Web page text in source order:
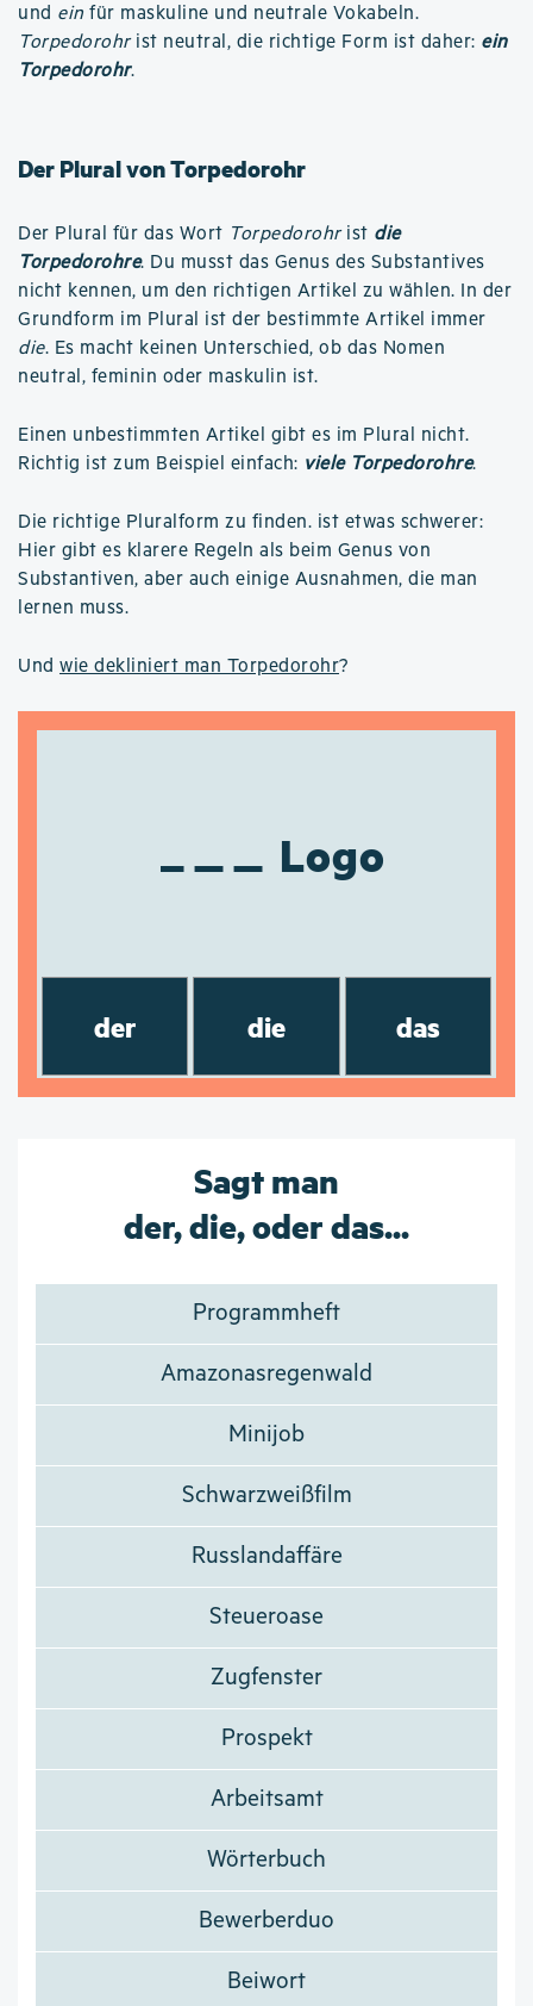
und ein für maskuline und neutrale Vokabeln.
Torpedorohrist neutral, die richtige Form ist daher: ein
Torpedorohr.
Der Plural von Torpedorohr
Der Plural für das Wort Torpedorohrist die
Torpedorohre. Du musst das Genus des Substantives
nicht kennen, um den richtigen Artikel zu wählen. In der
Grundform im Plural ist der bestimmte Artikel immer
die. Es macht keinen Unterschied, ob das Nomen
neutral, feminin oder maskulin ist.
Einen unbestimmten Artikel gibt es im Plural nicht.
Richtig ist zum Beispiel einfach: viele Torpedorohre.
Die richtige Pluralform zu finden. ist etwas schwerer:
Hier gibt es klarere Regeln als beim Genus von
Substantiven, aber auch einige Ausnahmen, die man
lernen muss.
Und wie dekliniert man Torpedorohr?
Logo
der die das
Sagt man
der, die, oder das...
Programmheft
Amazonasregenwald
Minijob
Schwarzweißfilm
Russlandaffäre
Steueroase
Zugfenster
Prospekt
Arbeitsamt
Wörterbuch
Bewerberduo
Beiwort